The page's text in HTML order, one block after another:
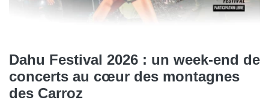
Dahu Festival 2026 : un week-end de
concerts au cœur des montagnes
des Carroz